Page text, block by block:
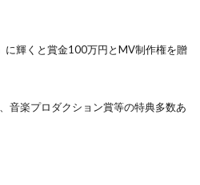
に輝くと賞金100万円とMV制作権を贈
音楽プロダクション賞等の特典多数あ